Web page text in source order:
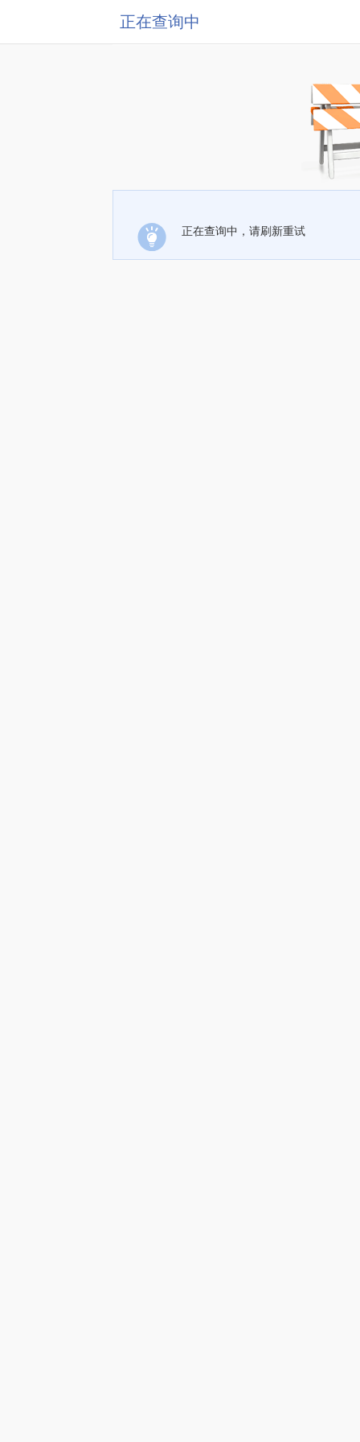
正在查询中
正在查询中，请刷新重试